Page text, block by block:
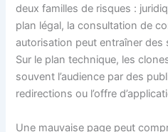
deux familles de risques :
plan légal, la consultation de
autorisation peut entraîner
Sur le plan technique, les
souvent l’audience par des
redirections ou l’offre
Une mauvaise page peut